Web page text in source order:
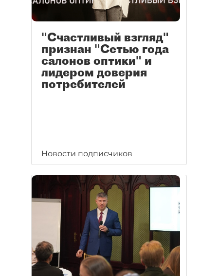
"Счастливый взгляд"
признан "Сетью года
салонов оптики" и
лидером доверия
потребителей
Новости подписчиков